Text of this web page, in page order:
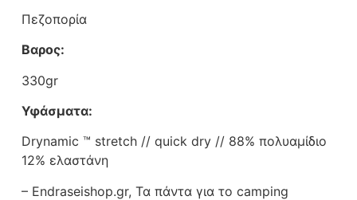
Πεζοπορία
Βαρος:
330gr
Υφάσματα:
Drynamic ™ stretch // quick dry // 88% πολυαμίδιο
12% ελαστάνη
– Endraseishop.gr, Τα πάντα για το camping